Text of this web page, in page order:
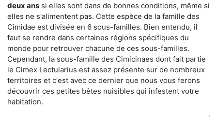
deux ans si elles sont dans de bonnes conditions, même si
elles ne s'alimentent pas. Cette espèce de la famille des
Cimidae est divisée en 6 sous-familles. Bien entendu, il
faut se rendre dans certaines régions spécifiques du
monde pour retrouver chacune de ces sous-familles.
Cependant, la sous-famille des Cimicinaes dont fait partie
le Cimex Lectularius est assez présente sur de nombreux
territoires et c'est avec ce dernier que nous vous ferons
découvrir ces petites bêtes nuisibles qui infestent votre
habitation.